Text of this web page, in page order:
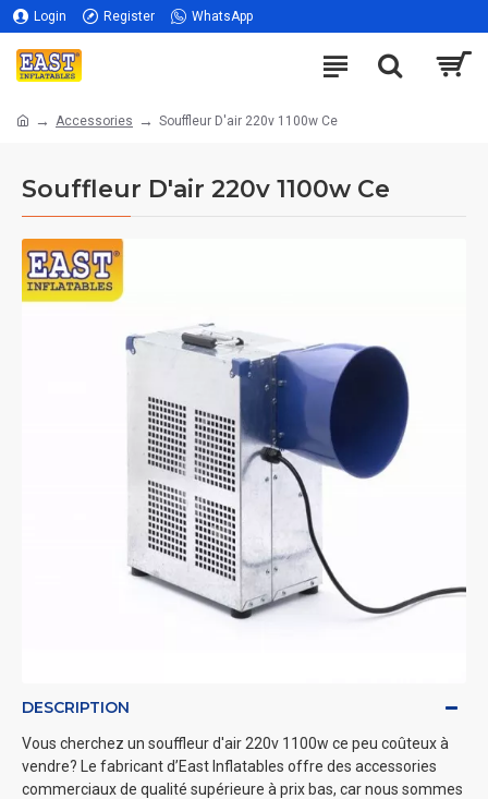
Login Register WhatsApp
Accessories Souffleur D'air 220v 1100w Ce
Souffleur D'air 220v 1100w Ce
DESCRIPTION
Vous cherchez un souffleur d'air 220v 1100w ce peu coûteux à
vendre? Le fabricant d’East Inflatables offre des accessories
commerciaux de qualité supérieure à prix bas, car nous sommes